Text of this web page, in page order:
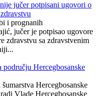
jučer potpisani ugovori o
i prognanih
jučer je potpisao ugovore
zdravstvu sa zdravstvenim
Hercegbosanske
Hercegbosanske
Vlade Hercegbosanske